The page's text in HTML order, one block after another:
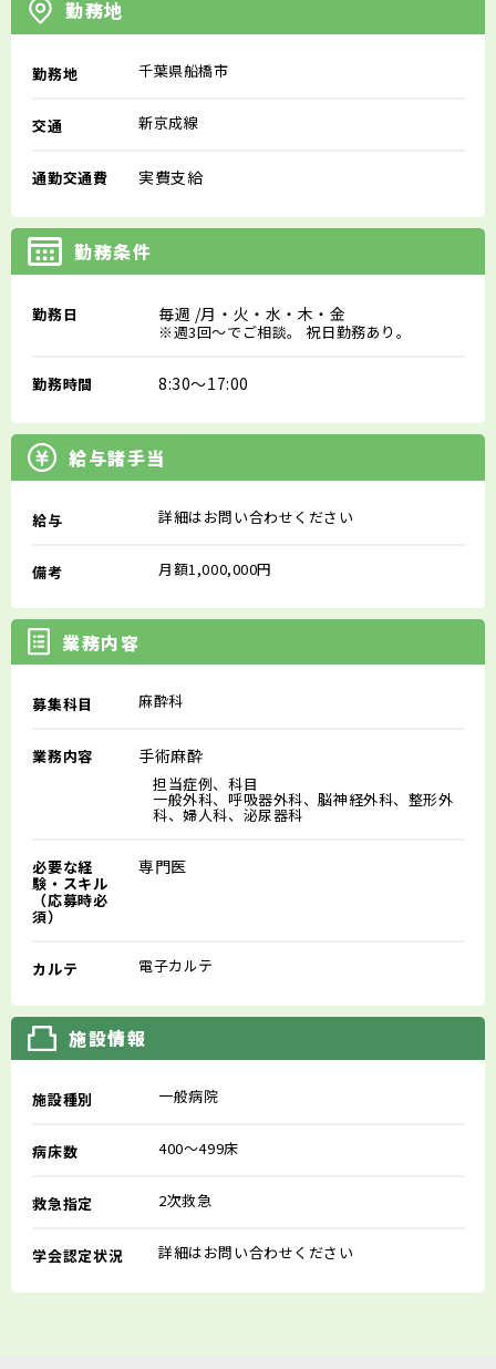
勤務地
勤務地 千葉県船橋市
交通 新京成線
通勤交通費 実費支給
勤務条件
勤務日 毎週 /月・火・水・木・金
※週3回～でご相談。 祝日勤務あり。
勤務時間 8:30～17:00
給与諸手当
給与 詳細はお問い合わせください
備考 月額1,000,000円
業務内容
募集科目 麻酔科
業務内容 手術麻酔
担当症例、科目
一般外科、呼吸器外科、脳神経外科、整形外
科、婦人科、泌尿器科
必要な経
験・スキル
（応募時必
須）
専門医
カルテ 電子カルテ
施設情報
施設種別 一般病院
病床数 400～499床
救急指定 2次救急
学会認定状況 詳細はお問い合わせください